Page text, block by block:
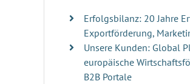
Erfolgsbilanz: 20 Jahre
Exportförderung,
Unsere Kunden: Global
europäische
B2B Portale